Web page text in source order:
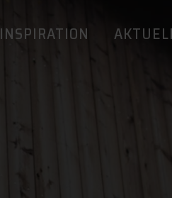
INSPIRATION